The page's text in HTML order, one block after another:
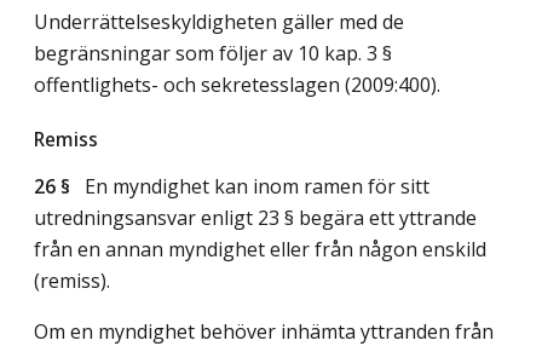
Underrättelseskyldigheten gäller med de
begränsningar som följer av 10 kap. 3 §
offentlighets- och sekretesslagen (2009:400).
Remiss
26 § En myndighet kan inom ramen för sitt
utredningsansvar enligt 23 § begära ett yttrande
från en annan myndighet eller från någon enskild
(remiss).
Om en myndighet behöver inhämta yttranden från